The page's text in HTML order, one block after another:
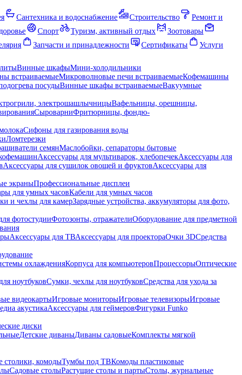
Сантехника и водоснабжение Строительство
Ремонт и
Спорт Туризм, активный отдых
Зоотовары
Запчасти и принадлежности Сертификаты
Услуги
Винные шкафыМини-холодильники
встраиваемыеМикроволновые печи встраиваемыеКофемашины
посудыВинные шкафы встраиваемыеВакуумные
электрошашлычницыВафельницы, орешницы,
СыроварниФритюрницы, фондю-
Сифоны для газирования воды
Ломтерезки
семянМаслобойки, сепараторы бытовые
Аксессуары для мультиварок, хлебопечекАксессуары для
Аксессуары для сушилок овощей и фруктовАксессуары для
экраныПрофессиональные дисплеи
для умных часовКабели для умных часов
и чехлы для камерЗарядные устройства, аккумуляторы для фото,
фотостудииФотозонты, отражателиОборудование для предметной
Аксессуары для ТВАксессуары для проектораОчки 3DСредства
охлажденияКорпуса для компьютеровПроцессорыОптические
ноутбуковСумки, чехлы для ноутбуковСредства для ухода за
видеокартыИгровые мониторыИгровые телевизорыИгровые
акустикаАксессуары для геймеровФигурки Funko
диски
Детские диваныДиваны садовыеКомплекты мягкой
столики, комодыТумбы под ТВКомоды пластиковые
Садовые столыРастущие столы и партыСтолы, журнальные